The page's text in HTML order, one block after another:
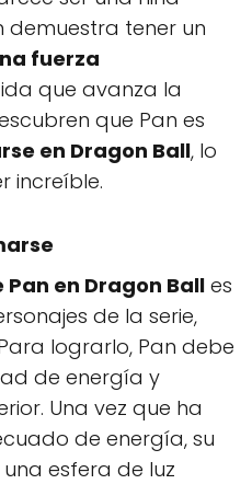
demuestra tener un
fuerza
que avanza la
que Pan es
en Dragon Ball, lo
increíble.
en Dragon Ball es
de la serie,
lograrlo, Pan debe
de energía y
Una vez que ha
de energía, su
esfera de luz